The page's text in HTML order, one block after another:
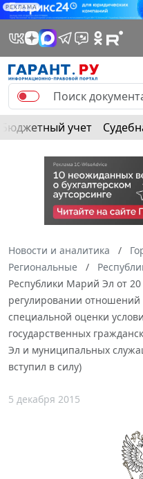
РЕКЛАМА
Бюджетный учет
Новости и аналитика
Региональные
Республики Марий Эл от
регулировании
специальной оценки
государственных
Эл и муниципальных
вступил в силу)
5 декабря 2015